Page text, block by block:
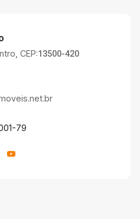
CEP:13500-420
79